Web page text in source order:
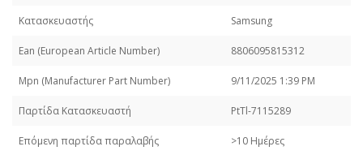
Κατασκευαστής Samsung
Εan (European Article Number) 8806095815312
Mpn (Manufacturer Part Number) 9/11/2025 1:39 PM
Παρτίδα Κατασκευαστή PtTl-7115289
Επόμενη παρτίδα παραλαβής >10 Ημέρες